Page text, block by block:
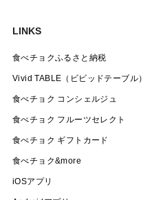
LINKS
食べチョクふるさと納税
Vivid TABLE（ビビッドテーブル）
食べチョク コンシェルジュ
食べチョク フルーツセレクト
食べチョク ギフトカード
食べチョク&more
iOSアプリ